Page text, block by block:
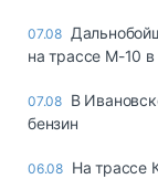
07.08
на трассе М-10 в
07.08 В
бензин
06.08 На трассе